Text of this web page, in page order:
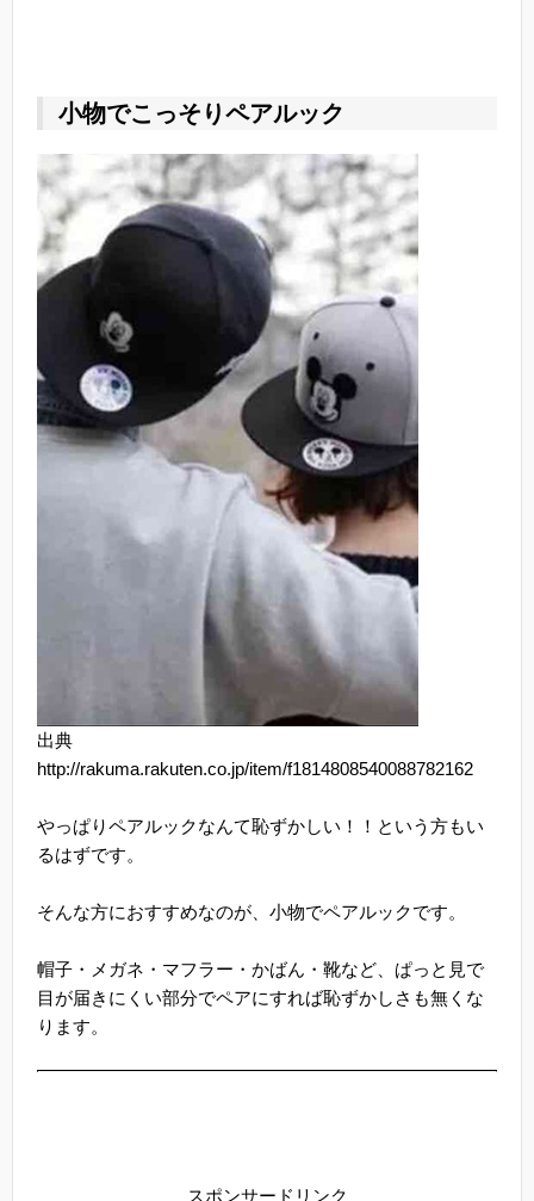
小物でこっそりペアルック
出典
http://rakuma.rakuten.co.jp/item/f1814808540088782162
やっぱりペアルックなんて恥ずかしい！！という方もい
るはずです。
そんな方におすすめなのが、小物でペアルックです。
帽子・メガネ・マフラー・かばん・靴など、ぱっと見で
目が届きにくい部分でペアにすれば恥ずかしさも無くな
ります。
スポンサードリンク